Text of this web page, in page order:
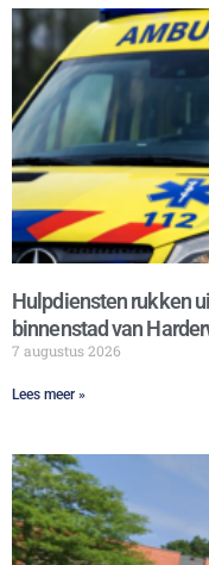
Hulpdiensten rukken
binnenstad van
7 augustus 2026
Lees meer »